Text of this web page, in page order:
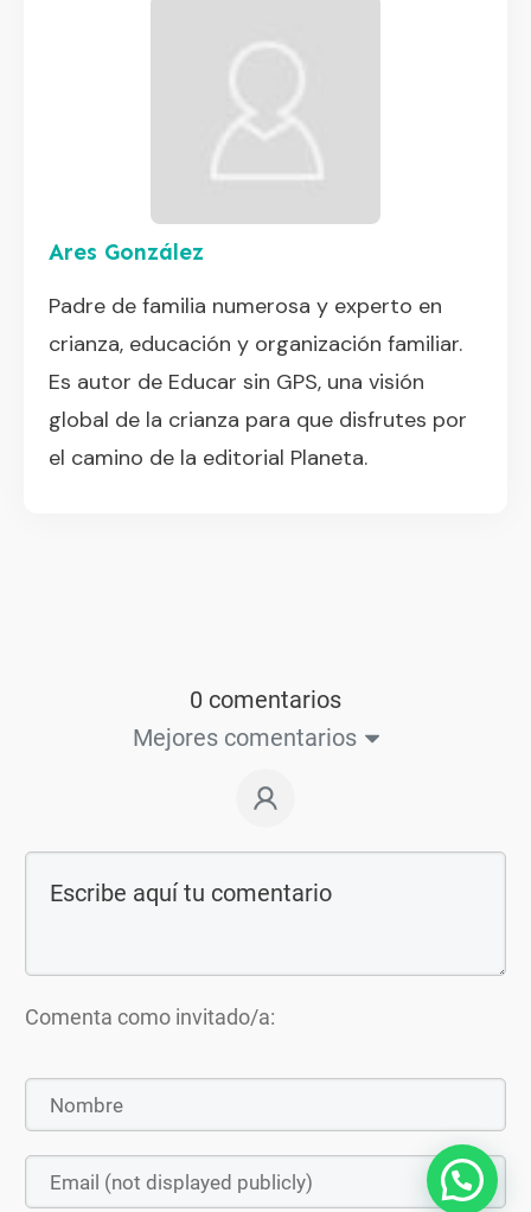
Ares González
Padre de familia numerosa y experto en
crianza, educación y organización familiar.
Es autor de Educar sin GPS, una visión
global de la crianza para que disfrutes por
el camino de la editorial Planeta.
0 comentarios
Mejores comentarios
Comenta como invitado/a: